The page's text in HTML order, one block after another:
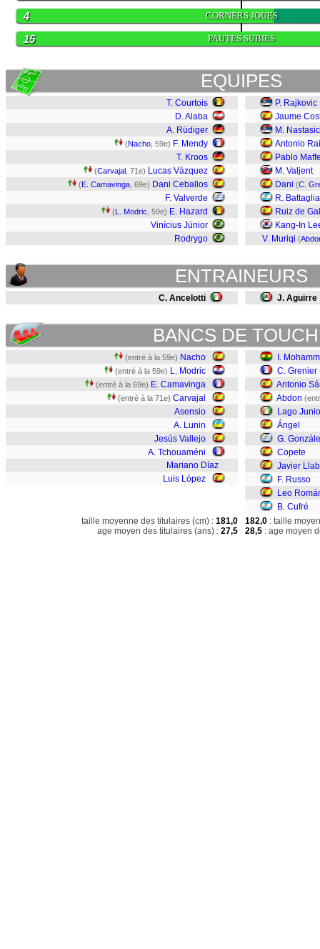
CORNERS JOUES
4
FAUTES SUBIES
15
EQUIPES
T. Courtois
D. Alaba
A. Rüdiger
(Nacho , 59e) F. Mendy
T. Kroos
(Carvajal , 71e) Lucas Vázquez
(E. Camavinga , 69e) Dani Ceballos
F. Valverde
(L. Modric , 59e) E. Hazard
Vinícius Júnior
Rodrygo
P. Rajkovic
Jaume
M. Nastasic
Antonio
Pablo
M. Valjent
Dani (C.
R. Battaglia
Ruiz de
Kang-In
V. Muriqi (
ENTRAINEURS
C. Ancelotti J. Aguirre
BANCS DE
(entré à la 59e) Nacho
(entré à la 59e) L. Modric
(entré à la 69e) E. Camavinga
(entré à la 71e) Carvajal
Asensio
A. Lunin
Jesús Vallejo
A. Tchouaméni
Mariano Díaz
Luis López
I.
C. Grenier
Antonio
Abdon
Lago
Ángel
G.
Copete
Javier
F. Russo
Leo
B. Cufré
taille moyenne des titulaires (cm) : 181,0
age moyen des titulaires (ans) : 27,5
182,0 : taille
28,5 : age moyen